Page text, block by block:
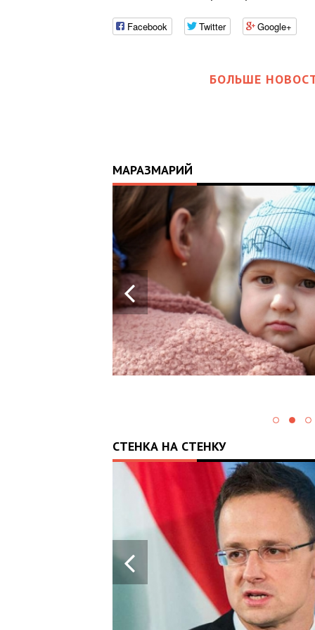
Facebook Twitter Google+
БОЛЬШЕ
МАРАЗМАРИЙ
21.04.2026 14:01
ІСТОРІЯ, ЯКА
СКОЛИХНУЛА
КРАЇНУ: 10-
МІСЯЧНИЙ МАРК
ОТРИМАВ АПАРАТ
ШВЛ ВІД ФОНДУ
«НАДІЯ» І ВАЛЕРІЯ
ДУБІЛЯ
СТЕНКА НА СТЕНКУ
28.05.2024 13:43
ПРОРАШИСТСКАЯ
ВЕНГРИЯ
БЛОКИРУЕТ
КРУПНЫЙ ПАКЕТ
ВОЕННОЙ ПОМОЩИ
ЕС ДЛЯ УКРАИНЫ